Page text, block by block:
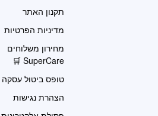
תקנון האתר
מדיניות הפרטיות
מחירון משלוחים
SuperCare 🛒
טופס ביטול עסקה
הצהרת נגישות